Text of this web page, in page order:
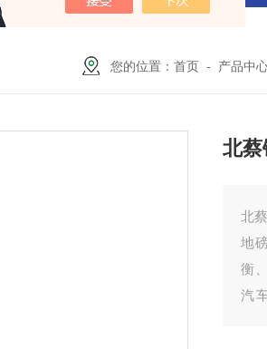
您的位置：首页 - 产品中
北
北
地
衡
汽